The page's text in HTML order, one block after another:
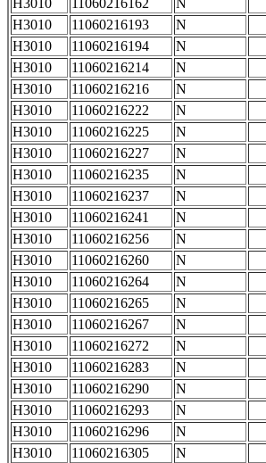
H3010
11060216162
N
H3010
11060216193
N
H3010
11060216194
N
H3010
11060216214
N
H3010
11060216216
N
H3010
11060216222
N
H3010
11060216225
N
H3010
11060216227
N
H3010
11060216235
N
H3010
11060216237
N
H3010
11060216241
N
H3010
11060216256
N
H3010
11060216260
N
H3010
11060216264
N
H3010
11060216265
N
H3010
11060216267
N
H3010
11060216272
N
H3010
11060216283
N
H3010
11060216290
N
H3010
11060216293
N
H3010
11060216296
N
H3010
11060216305
N